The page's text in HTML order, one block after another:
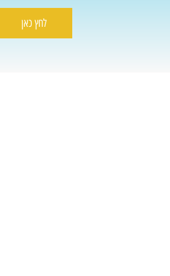
לחץ כאן